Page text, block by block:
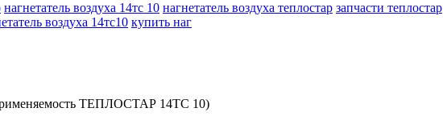
нагнетатель воздуха 14тс 10 нагнетатель воздуха теплостар запчасти теплостар
воздуха 14тс10 купить наг
ТЕПЛОСТАР 14ТС 10)